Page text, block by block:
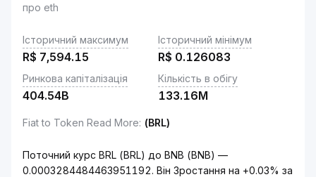
про eth
Історичний максимум
R$ 7,594.15
Історичний мінімум
R$ 0.126083
Ринкова капіталізація
404.54B
Кількість в обігу
133.16M
Fiat to Token Read More: (BRL)
Поточний курс BRL (BRL) до BNB (BNB) —
0.0003284484463951192. Він Зростання на +0.03% за